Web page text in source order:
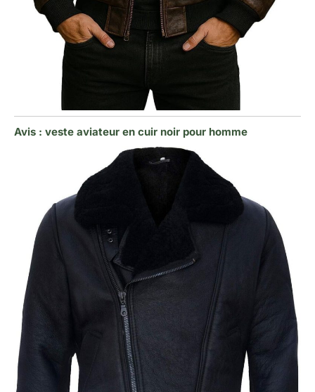
Avis : veste aviateur en cuir noir pour homme